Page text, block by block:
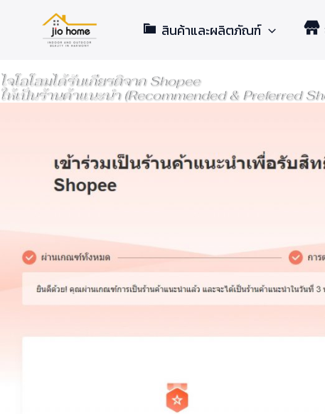
สินค้าและผลิตภัณฑ์
ไจโอโฮมได้รับเกียรติจาก Shopee
ให้เป็นร้านค้าแนะนำ (Recommended & Preferred